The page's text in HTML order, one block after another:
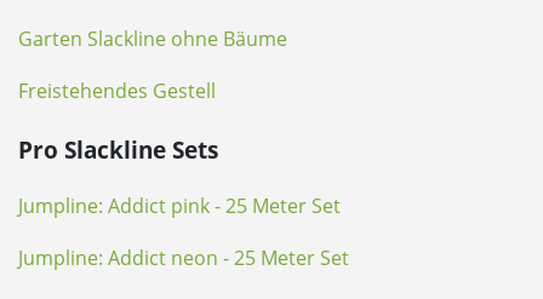
Garten Slackline ohne Bäume
Freistehendes Gestell
Pro Slackline Sets
Jumpline: Addict pink - 25 Meter Set
Jumpline: Addict neon - 25 Meter Set